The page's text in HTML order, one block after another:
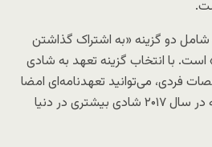
دو گزینه «به اشتراک گذاشتن
با انتخاب گزینه تعهد به شادی
فردی، می‌توانید تعهدنامه‌ای امضا
کنید و در آن تعهد دهید که در سال ۲۰۱۷ شادی بیشتری در دنیا